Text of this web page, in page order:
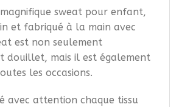
sweat pour enfant,
et fabriqué à la main avec
est non seulement
douillet, mais il est également
les occasions.
avec attention chaque tissu